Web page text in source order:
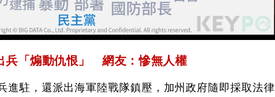
兵「煽動仇恨」 網友：慘無人權
進駐，還派出海軍陸戰隊鎮壓，加州政府隨即採取法律